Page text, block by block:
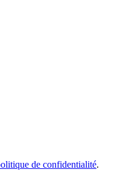
de confidentialité.